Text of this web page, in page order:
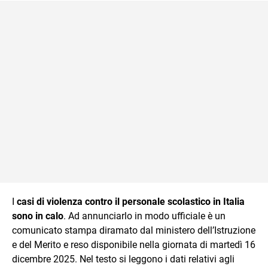
I casi di violenza contro il personale scolastico in Italia
sono in calo. Ad annunciarlo in modo ufficiale è un
comunicato stampa diramato dal ministero dell’Istruzione
e del Merito e reso disponibile nella giornata di martedì 16
dicembre 2025. Nel testo si leggono i dati relativi agli